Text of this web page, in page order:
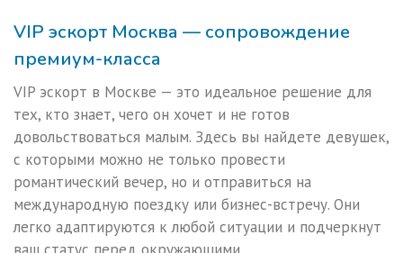
VIP эскорт Москва — сопровождение
премиум-класса
VIP эскорт в Москве — это идеальное решение для
тех, кто знает, чего он хочет и не готов
довольствоваться малым. Здесь вы найдете девушек,
с которыми можно не только провести
романтический вечер, но и отправиться на
международную поездку или бизнес-встречу. Они
легко адаптируются к любой ситуации и подчеркнут